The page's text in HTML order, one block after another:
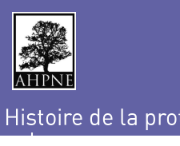
Histoire de la
nature